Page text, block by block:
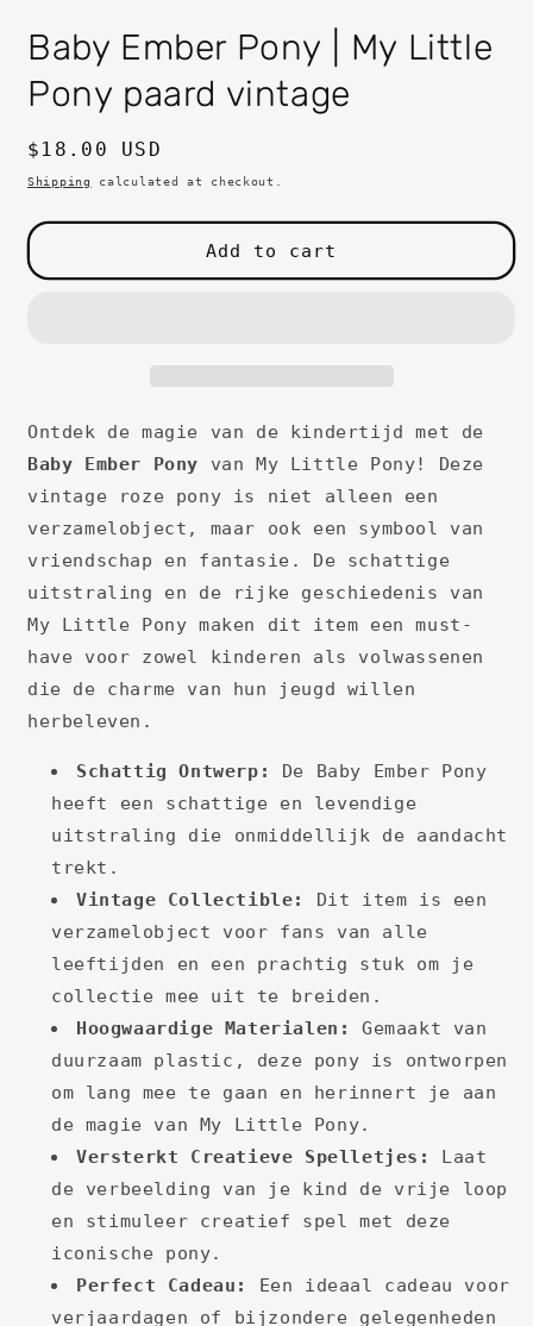
Baby Ember Pony | My Little
Pony paard vintage
Regular
price
$18.00 USD
Shipping calculated at checkout.
Add to cart
Ontdek de magie van de kindertijd met de
Baby Ember Pony van My Little Pony! Deze
vintage roze pony is niet alleen een
verzamelobject, maar ook een symbool van
vriendschap en fantasie. De schattige
uitstraling en de rijke geschiedenis van
My Little Pony maken dit item een must-
have voor zowel kinderen als volwassenen
die de charme van hun jeugd willen
herbeleven.
Schattig Ontwerp:
De Baby Ember Pony
heeft een schattige en levendige
uitstraling die onmiddellijk de aandacht
trekt.
Vintage Collectible:
Dit item is een
verzamelobject voor fans van alle
leeftijden en een prachtig stuk om je
collectie mee uit te breiden.
Hoogwaardige Materialen:
Gemaakt van
duurzaam plastic, deze pony is ontworpen
om lang mee te gaan en herinnert je aan
de magie van My Little Pony.
Versterkt Creatieve Spelletjes:
Laat
de verbeelding van je kind de vrije loop
en stimuleer creatief spel met deze
iconische pony.
Perfect Cadeau:
Een ideaal cadeau voor
verjaardagen of bijzondere gelegenheden